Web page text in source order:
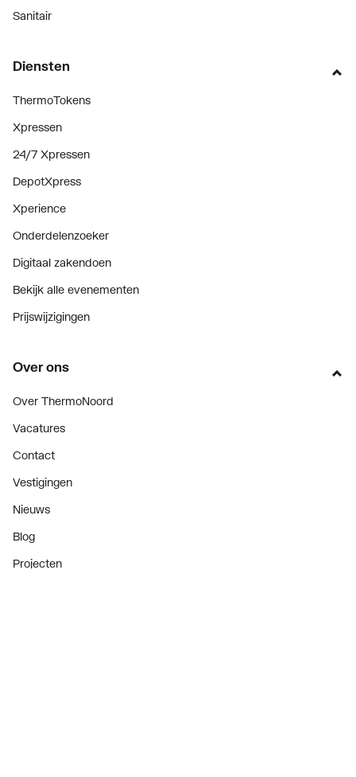
Sanitair
Diensten
ThermoTokens
Xpressen
24/7 Xpressen
DepotXpress
Xperience
Onderdelenzoeker
Digitaal zakendoen
Bekijk alle evenementen
Prijswijzigingen
Over ons
Over ThermoNoord
Vacatures
Contact
Vestigingen
Nieuws
Blog
Projecten